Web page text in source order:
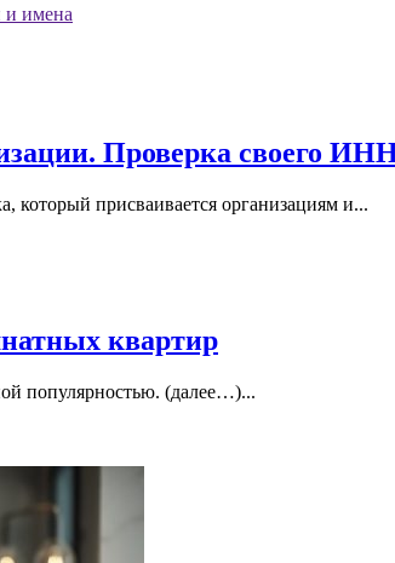
и имена
Проверка своего
присваивается организациям и...
квартир
популярностью. (далее…)...